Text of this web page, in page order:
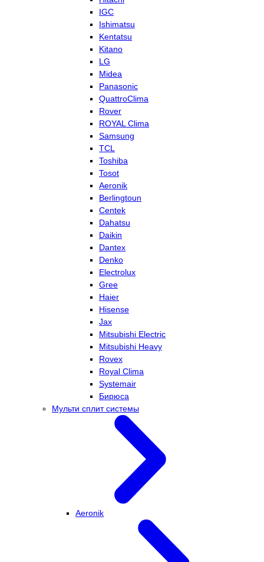
IGC
Ishimatsu
Kentatsu
Kitano
LG
Midea
Panasonic
QuattroClima
Rover
ROYAL Clima
Samsung
TCL
Toshiba
Tosot
Aeronik
Berlingtoun
Centek
Dahatsu
Daikin
Dantex
Denko
Electrolux
Gree
Haier
Hisense
Jax
Mitsubishi Electric
Mitsubishi Heavy
Rovex
Royal Clima
Systemair
Бирюса
Мульти сплит системы
Aeronik